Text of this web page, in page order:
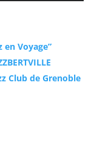
Voyage”
Club de Grenoble